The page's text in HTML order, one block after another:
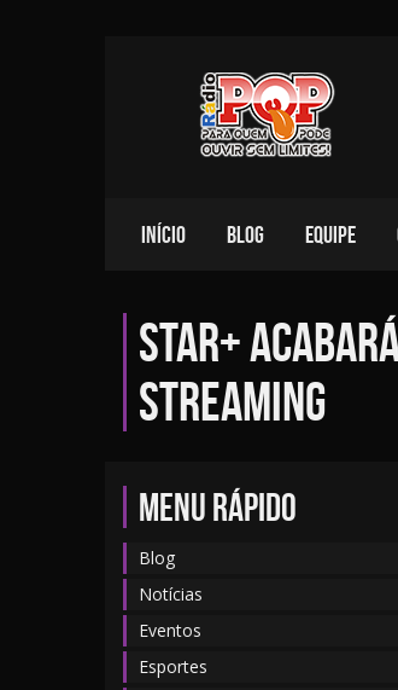
INÍCIO BLOG EQUIPE
Star+
streaming
MENU RÁPIDO
Blog
Notícias
Eventos
Esportes